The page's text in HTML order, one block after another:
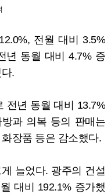
전월 대비 3.5%
년 동월 대비 4.7% 증
.
전년 동월 대비 13.7%
방과 의복 등의 판매는
장품 등은 감소했다.
늘었다. 광주의 건설
대비 192.1% 증가했